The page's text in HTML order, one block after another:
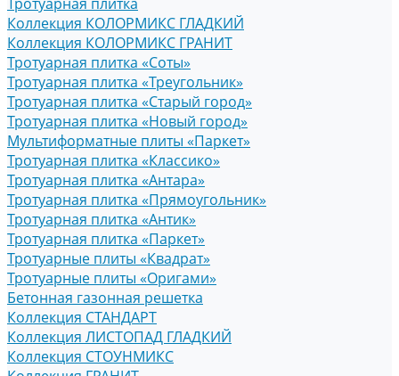
Коллекция КОЛОРМИКС ГЛАДКИЙ
Коллекция КОЛОРМИКС ГРАНИТ
Тротуарная плитка «Соты»
Тротуарная плитка «Треугольник»
Тротуарная плитка «Старый город»
Тротуарная плитка «Новый город»
Мультиформатные плиты «Паркет»
Тротуарная плитка «Классико»
Тротуарная плитка «Антара»
Тротуарная плитка «Прямоугольник»
Тротуарная плитка «Антик»
Тротуарная плитка «Паркет»
Тротуарные плиты «Квадрат»
Тротуарные плиты «Оригами»
Бетонная газонная решетка
Коллекция СТАНДАРТ
Коллекция ЛИСТОПАД ГЛАДКИЙ
Коллекция СТОУНМИКС